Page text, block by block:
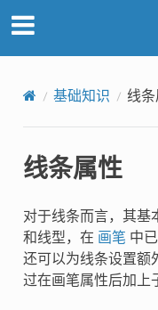
基础知识 线条
线条属性
对于线条而言，其基
和线型，在 画笔 中
还可以为线条设置额
过在画笔属性后加上